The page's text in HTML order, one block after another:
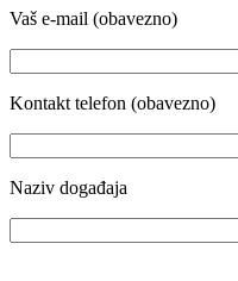
Vaš e-mail (obavezno)
Kontakt telefon (obavezno)
Naziv događaja